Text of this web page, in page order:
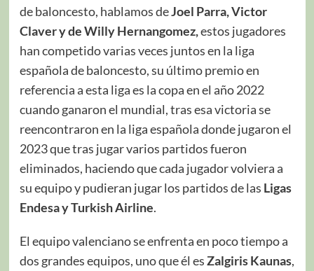
de baloncesto, hablamos deJoel Parra, Victor
Claver y de Willy Hernangomez,estos jugadores
han competido varias veces juntos en la liga
española de baloncesto, su último premio en
referencia a esta liga es la copa en el año 2022
cuando ganaron el mundial, tras esa victoria se
reencontraron en la liga española donde jugaron el
2023 que tras jugar varios partidos fueron
eliminados, haciendo que cada jugador volviera a
su equipo y pudieran jugar los partidos de las Ligas
Endesa y Turkish Airline.
El equipo valenciano se enfrenta en poco tiempo a
dos grandes equipos, uno que él esZalgiris Kaunas,